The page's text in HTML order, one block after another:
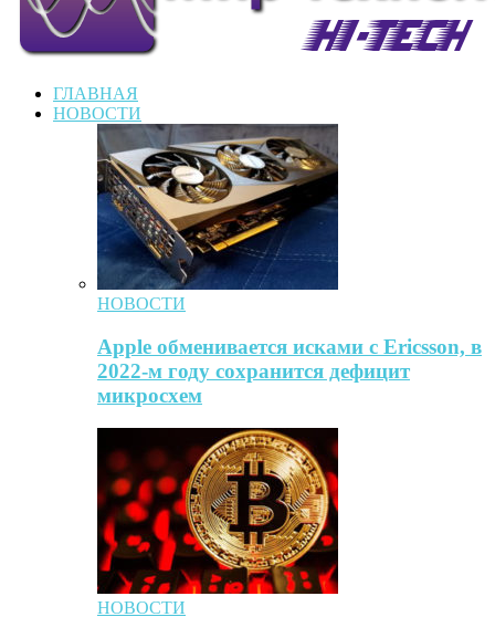
ГЛАВНАЯ
НОВОСТИ
НОВОСТИ
Apple обменивается исками с Ericsson, в
2022-м году сохранится дефицит
микросхем
НОВОСТИ